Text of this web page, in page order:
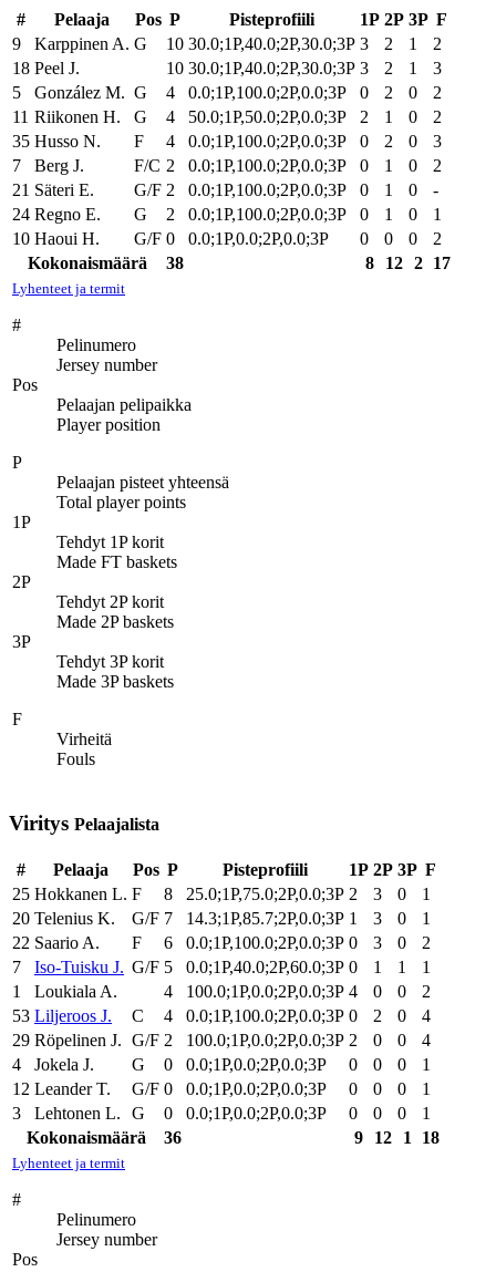
# Pelaaja Pos P Pisteprofiili 1P 2P 3P F
9
Karppinen A. G 10 30.0;1P,40.0;2P,30.0;3P 3 2 1
2
18 Peel J. 10 30.0;1P,40.0;2P,30.0;3P 3 2 1
3
5
González M. G 4 0.0;1P,100.0;2P,0.0;3P 0 2 0
2
11 Riikonen H. G 4 50.0;1P,50.0;2P,0.0;3P 2 1 0
2
35 Husso N. F 4 0.0;1P,100.0;2P,0.0;3P 0 2 0
3
7
Berg J. F/C 2 0.0;1P,100.0;2P,0.0;3P 0 1 0
2
21 Säteri E. G/F 2 0.0;1P,100.0;2P,0.0;3P 0 1 0
-
24 Regno E. G 2 0.0;1P,100.0;2P,0.0;3P 0 1 0
1
10 Haoui H. G/F 0 0.0;1P,0.0;2P,0.0;3P 0 0 0
2
Kokonaismäärä
38 8 12 2 17
Lyhenteet ja termit
#
Pelinumero
Jersey number
Pos
Pelaajan pelipaikka
Player position
P
Pelaajan pisteet yhteensä
Total player points
1P
Tehdyt 1P korit
Made FT baskets
2P
Tehdyt 2P korit
Made 2P baskets
3P
Tehdyt 3P korit
Made 3P baskets
F
Virheitä
Fouls
Viritys Pelaajalista
# Pelaaja Pos P Pisteprofiili 1P 2P 3P F
25 Hokkanen L. F 8 25.0;1P,75.0;2P,0.0;3P 2 3 0
1
20 Telenius K. G/F 7 14.3;1P,85.7;2P,0.0;3P 1 3 0
1
22 Saario A. F 6 0.0;1P,100.0;2P,0.0;3P 0 3 0
2
7
Iso-Tuisku J. G/F 5 0.0;1P,40.0;2P,60.0;3P 0 1 1
1
1
Loukiala A. 4 100.0;1P,0.0;2P,0.0;3P 4 0 0
2
53 Liljeroos J. C 4 0.0;1P,100.0;2P,0.0;3P 0 2 0
4
29 Röpelinen J. G/F 2 100.0;1P,0.0;2P,0.0;3P 2 0 0
4
4
Jokela J. G 0 0.0;1P,0.0;2P,0.0;3P 0 0 0
1
12 Leander T. G/F 0 0.0;1P,0.0;2P,0.0;3P 0 0 0
1
3
Lehtonen L. G 0 0.0;1P,0.0;2P,0.0;3P 0 0 0
1
Kokonaismäärä
36 9 12 1 18
Lyhenteet ja termit
#
Pelinumero
Jersey number
Pos